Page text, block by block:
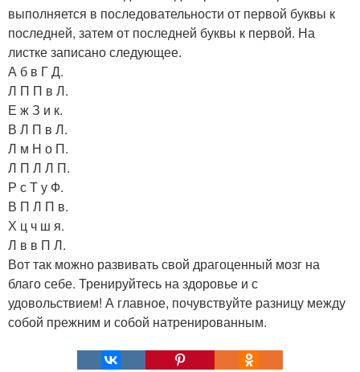
выполняется в последовательности от первой буквы к
последней, затем от последней буквы к первой. На
листке записано следующее.
А б в Г Д.
Л П П в Л.
Е ж З и к.
В Л П в Л.
Л м Н о П.
Л П Л Л П.
Р с Т у Ф.
В П Л П в.
Х ц ч ш я.
Л в в П Л.
Вот так можно развивать свой драгоценный мозг на
благо себе. Тренируйтесь на здоровье и с
удовольствием! А главное, почувствуйте разницу между
собой прежним и собой натренированным.